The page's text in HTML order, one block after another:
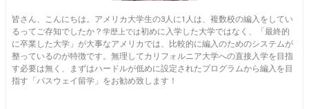
皆さん、こんにちは。アメリカ大学生の3人に1人は、複数校の編入をしてい
るってご存知でしたか？ 学歴上では初めに入学した大学ではなく、「最終的
に卒業した大学」が大事なアメリカでは、比較的に編入のためのシステムが
整っているのが特徴です。無理してカリフォルニア大学への直接入学を目指
す必要は無く、まずはハードルが低めに設定されたプログラムから編入を目
指す「パスウェイ留学」をお勧め致します！